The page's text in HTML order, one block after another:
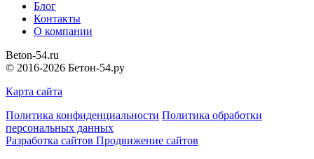
Блог
Контакты
О компании
Beton-54.ru
© 2016-2026 Бетон-54.ру
Карта сайта
Политика конфиденциальности Политика обработки
персональных данных
Разработка сайтов Продвижение сайтов